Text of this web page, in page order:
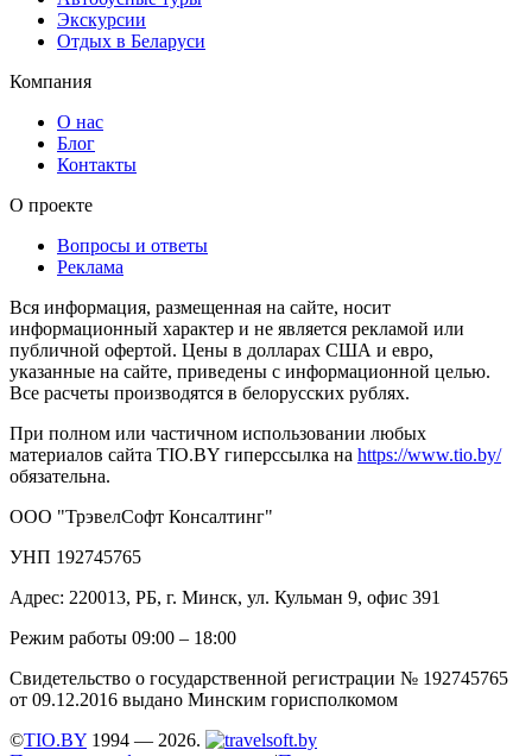
Экскурсии
Отдых в Беларуси
Компания
О нас
Блог
Контакты
О проекте
Вопросы и ответы
Реклама
Вся информация, размещенная на сайте, носит
информационный характер и не является рекламой или
публичной офертой. Цены в долларах США и евро,
указанные на сайте, приведены с информационной целью.
Все расчеты производятся в белорусских рублях.
При полном или частичном использовании любых
материалов сайта TIO.BY гиперссылка на https://www.tio.by/
обязательна.
ООО "ТрэвелСофт Консалтинг"
УНП 192745765
Адрес: 220013, РБ, г. Минск, ул. Кульман 9, офис 391
Режим работы 09:00 – 18:00
Свидетельство о государственной регистрации № 192745765
от 09.12.2016 выдано Минским горисполкомом
©TIO.BY 1994 — 2026.